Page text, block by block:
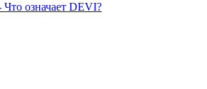
означает DEVI?